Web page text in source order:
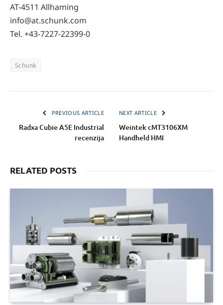
AT-4511 Allhaming
info@at.schunk.com
Tel. +43-7227-22399-0
Schunk
PREVIOUS ARTICLE
Radxa Cubie A5E Industrial
recenzija
NEXT ARTICLE
Weintek cMT3106XM
Handheld HMI
RELATED POSTS